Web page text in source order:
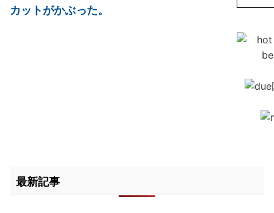
カットがかぶった。
最新記事